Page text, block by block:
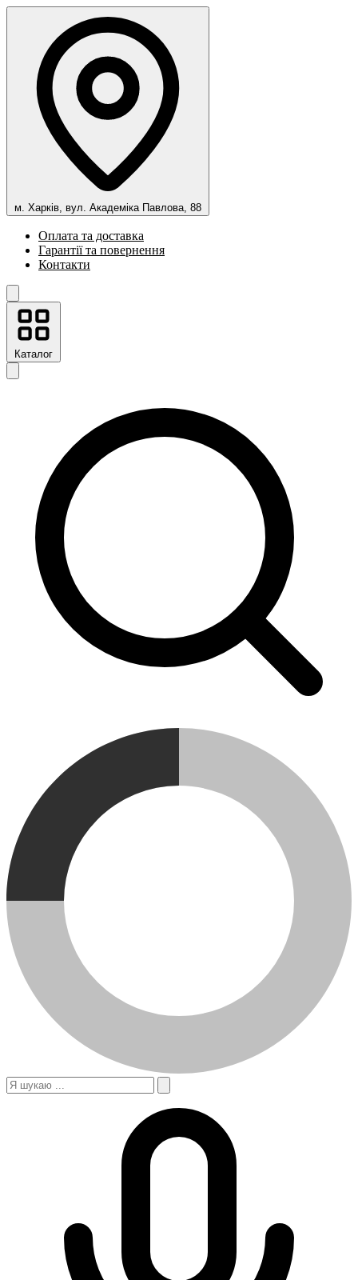
м. Харків, вул. Академіка Павлова, 88
Оплата та доставка
Гарантії та повернення
Контакти
Каталог